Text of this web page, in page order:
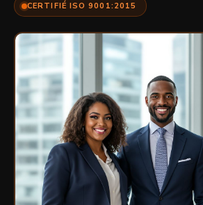
CERTIFIÉ ISO 9001:2015